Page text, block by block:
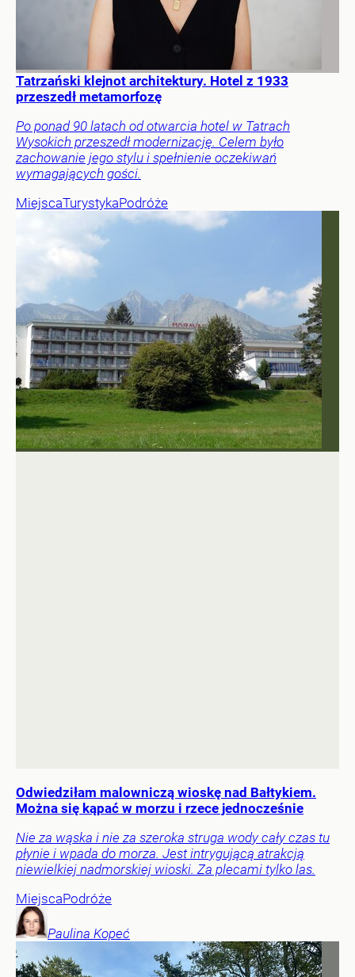
Tatrzański klejnot architektury. Hotel z 1933
przeszedł metamorfozę
Po ponad 90 latach od otwarcia hotel w Tatrach
Wysokich przeszedł modernizację. Celem było
zachowanie jego stylu i spełnienie oczekiwań
wymagających gości.
MiejscaTurystykaPodróże
Odwiedziłam malowniczą wioskę nad Bałtykiem.
Można się kąpać w morzu i rzece jednocześnie
Nie za wąska i nie za szeroka struga wody cały czas tu
płynie i wpada do morza. Jest intrygującą atrakcją
niewielkiej nadmorskiej wioski. Za plecami tylko las.
MiejscaPodróże
Paulina Kopeć